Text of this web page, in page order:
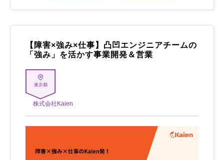
【障害×強み×仕事】凸凹エンジニアチームの
「強み」を活かす事業開発＆営業
東京都
株式会社Kaien